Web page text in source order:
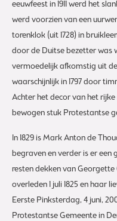
eeuwfeest in 1911 werd het
werd voorzien van een
torenklok (uit 1728) in
door de Duitse bezetter was
vermoedelijk afkomstig uit
waarschijnlijk in 1797 door
Achter het decor van het
bewogen stuk Protestantse
In 1829 is Mark Anton de
begraven en verder is er een
resten dekken van
overleden 1 juli 1825 en haar
Eerste Pinksterdag, 4 juni,
Protestantse Gemeente in